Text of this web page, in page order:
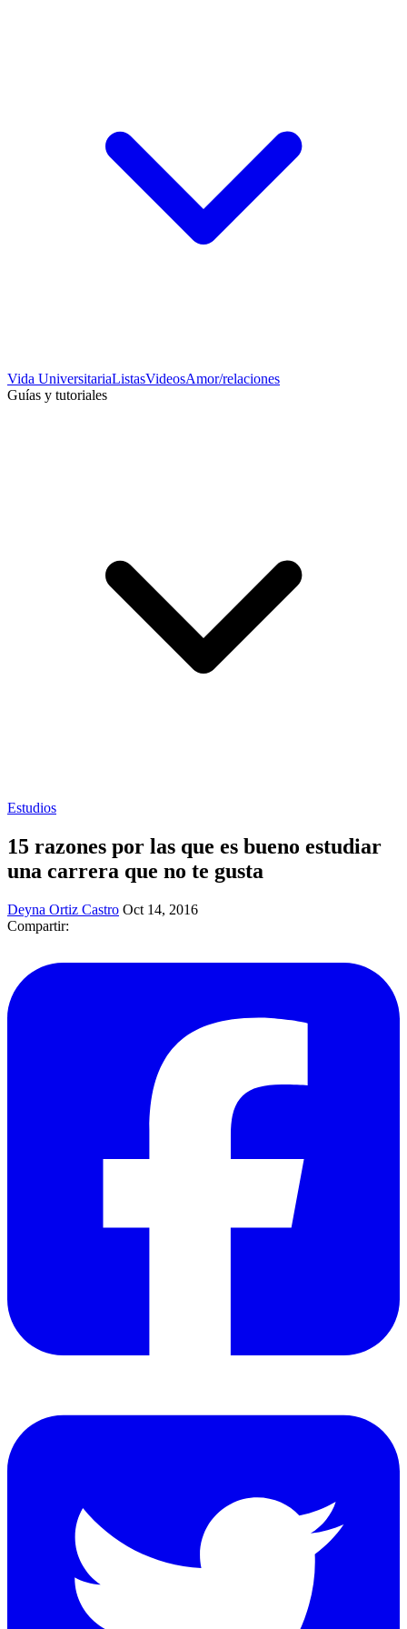
Vida UniversitariaListasVideosAmor/relaciones
Guías y tutoriales
Estudios
15 razones por las que es bueno estudiar
una carrera que no te gusta
Deyna Ortiz Castro Oct 14, 2016
Compartir: